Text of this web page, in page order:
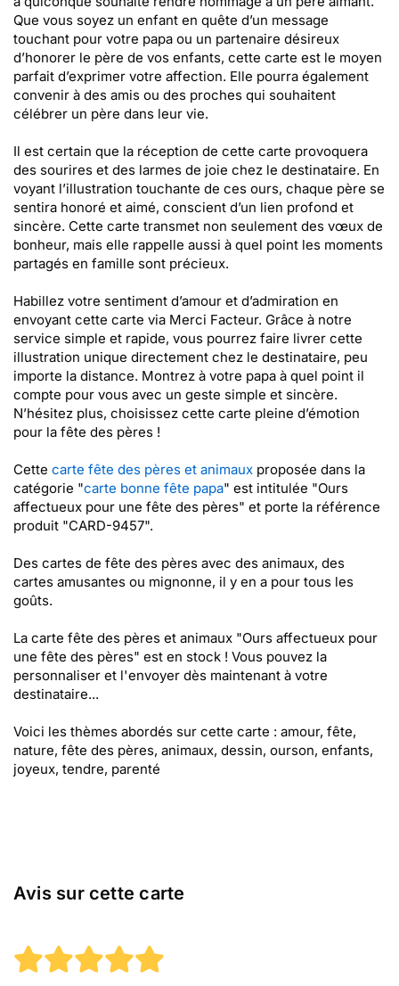
Que vous soyez un enfant en quête d’un message
touchant pour votre papa ou un partenaire désireux
d’honorer le père de vos enfants, cette carte est le moyen
parfait d’exprimer votre affection. Elle pourra également
convenir à des amis ou des proches qui souhaitent
célébrer un père dans leur vie.
Il est certain que la réception de cette carte provoquera
des sourires et des larmes de joie chez le destinataire. En
voyant l’illustration touchante de ces ours, chaque père se
sentira honoré et aimé, conscient d’un lien profond et
sincère. Cette carte transmet non seulement des vœux de
bonheur, mais elle rappelle aussi à quel point les moments
partagés en famille sont précieux.
Habillez votre sentiment d’amour et d’admiration en
envoyant cette carte via Merci Facteur. Grâce à notre
service simple et rapide, vous pourrez faire livrer cette
illustration unique directement chez le destinataire, peu
importe la distance. Montrez à votre papa à quel point il
compte pour vous avec un geste simple et sincère.
N’hésitez plus, choisissez cette carte pleine d’émotion
pour la fête des pères !
Cette carte fête des pères et animaux proposée dans la
catégorie "carte bonne fête papa" est intitulée "Ours
affectueux pour une fête des pères" et porte la référence
produit "CARD-9457".
Des cartes de fête des pères avec des animaux, des
cartes amusantes ou mignonne, il y en a pour tous les
goûts.
La carte fête des pères et animaux "Ours affectueux pour
une fête des pères" est en stock ! Vous pouvez la
personnaliser et l'envoyer dès maintenant à votre
destinataire...
Voici les thèmes abordés sur cette carte : amour, fête,
nature, fête des pères, animaux, dessin, ourson, enfants,
joyeux, tendre, parenté
Avis sur cette carte